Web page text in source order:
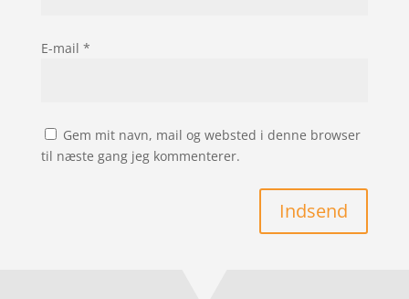
E-mail *
Gem mit navn, mail og websted i denne browser
til næste gang jeg kommenterer.
Indsend